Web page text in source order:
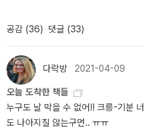
들은 때로는 너무 잔인하기 까지 합
변되는 일명 '도둑맞은 세대'들을 만
서 살인 사건을 해결하는 '해리 홀레'
읽고 나니 왜 노르웨이가 아닌 오스
썼는지 나름 이해가 됐습니다. 이 작
대부분이 원주민 '애버리진', 동성애
류, 소수자들이기 때문입니다. '요 네
다른 이방인인 노르웨이 경찰 '해리
아의 역사입니다. 사실 잘 알지 못해
리진이라는 오스트레일리아의 원주
인 아이들을 원주민 부모에게서 강제
다는 '도둑맞은 세대'는 가난 때문에
보내던 우리네 그 옛날을 떠올리게도
도 했습니다. ​​어쩌다 그렇게 해리는
셔댔는지, 그리고 사랑에는 또 왜 그
'그'의 매력이라고 생각했었다면 이
진 코너는 어린시절 계부로부터 폭행
못해 혼자서 살 길을 찾아 지금 누구
다. 섹스를 하고 코너의 어린 시절 불
감하며 마음 아파한다.레슬리라고 사
는 알콜중독에 툭하면 딸을 무시했고
리를 두고 있었다. 레슬리가 자신의
자신이 얼마나 불행했었는지를 얘기
린시절에 공감해주는 대신, 네가 불행
공감 (36) 댓글 (33)
다락방 2021-04-09
오늘 도착한 책들
누구도 날 막을 수 없어!! 크릉-기분
도 나아지질 않는구먼.. ㅠㅠ